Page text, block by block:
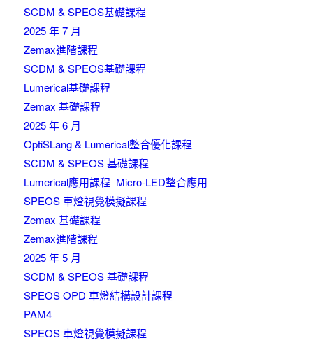
SCDM & SPEOS基礎課程
2025 年 7 月
Zemax進階課程
SCDM & SPEOS基礎課程
Lumerical基礎課程
Zemax 基礎課程
2025 年 6 月
OptiSLang & Lumerical整合優化課程
SCDM & SPEOS 基礎課程
Lumerical應用課程_Micro-LED整合應用
SPEOS 車燈視覺模擬課程
Zemax 基礎課程
Zemax進階課程
2025 年 5 月
SCDM & SPEOS 基礎課程
SPEOS OPD 車燈結構設計課程
PAM4
SPEOS 車燈視覺模擬課程